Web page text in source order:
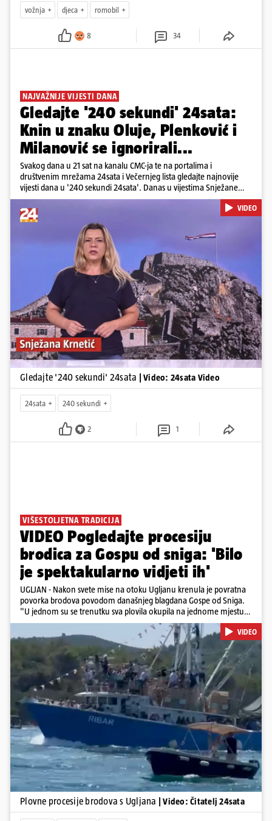
vožnja djeca romobil
8 34
NAJVAŽNIJE VIJESTI DANA
Gledajte '240 sekundi' 24sata:
Knin u znaku Oluje, Plenković i
Milanović se ignorirali...
Svakog dana u 21 sat na kanalu CMC-ja te na portalima i
društvenim mrežama 24sata i Večernjeg lista gledajte najnovije
vijesti dana u '240 sekundi 24sata'. Danas u vijestima Snježane
Krnetić: Hrvatska je obilježila 31. obljetnicu Oluje, a pažnju je
privuklo ignoriranje predsjednika Zorana Milanovića i premijera
Andreja Plenkovića u Kninu. Donosimo i detalje o većim
braniteljskim mirovinama, apelu obitelji Hrvata u komi u Irskoj,
upozorenjima nakon nove tragedije na električnom romobilu te
smanjenju proizvodnje u nuklearnoj elektrani Krško.
Pokretanje videa...
VIDEO
Gledajte '240 sekundi' 24sata | Video: 24sata Video
24sata 240 sekundi
2 1
VIŠESTOLJETNA TRADICIJA
VIDEO Pogledajte procesiju
brodica za Gospu od sniga: 'Bilo
je spektakularno vidjeti ih'
UGLJAN - Nakon svete mise na otoku Ugljanu krenula je povratna
povorka brodova povodom današnjeg blagdana Gospe od Sniga.
"U jednom su se trenutku sva plovila okupila na jednome mjestu
te sinkronizirano kružila sljedećih deset minuta, što je izgledalo
spektakularno", kazala nam je čitateljica koja je snimila povorku.
Posebno atraktivan prizor bio je, kako je rekla, kada su se pojedini
sudionici popeli na vrhove brodova i mahali upaljenim bakljama.
Na nekim su brodovima bili svirači, što je dodatno pridonijelo
živosti prizora. Riječ je o višestoljetnoj tradiciji, koja se neprekidno
održava od 1514. godine. U sklopu proslave održat će se i
tradicionalna Kukljiška fešta, koja će započeti u popodnevnim
satima s tradicionalnim dalmatinskim igrama.
Pokretanje videa...
VIDEO
Plovne procesije brodova s Ugljana | Video: Čitatelj 24sata